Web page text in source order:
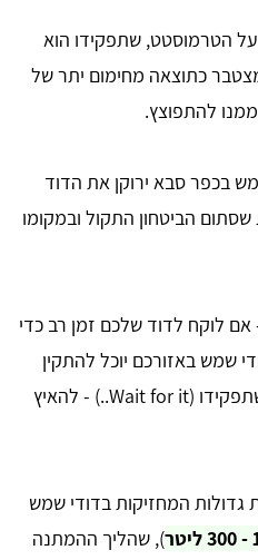
הטרמוסטט, שתפקידו הוא
כתוצאה מחימום יתר של
להתפוצץ.
בכפר סבא ירוקן את הדוד
הביטחון התקול ובמקומו
אם לוקח לדוד שלכם זמן רב כדי
שמש באזורכם יוכל להתקין
בדוד הבעייתי מאיץ חום, שתפקידו (Wait for it..) - להאיץ
גדולות המחזיקות בדודי שמש
), שהליך ההמתנה